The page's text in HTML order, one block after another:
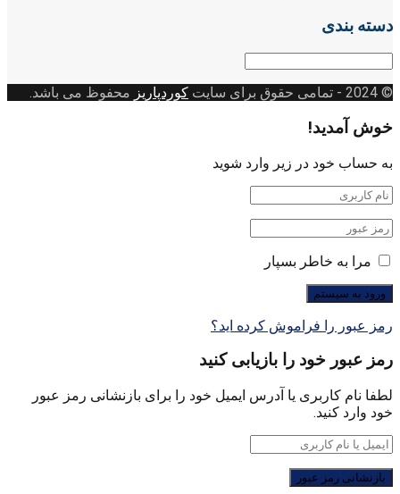
دسته بندی
© 2024
- تمامی حقوق برای سایت کوردپاریز محفوظ می باشد.
خوش آمدید!
به حساب خود در زیر وارد شوید
مرا به خاطر بسپار
رمز عبور را فراموش کرده اید؟
رمز عبور خود را بازیابی کنید
لطفا نام کاربری یا آدرس ایمیل خود را برای بازنشانی رمز عبور
خود وارد کنید.